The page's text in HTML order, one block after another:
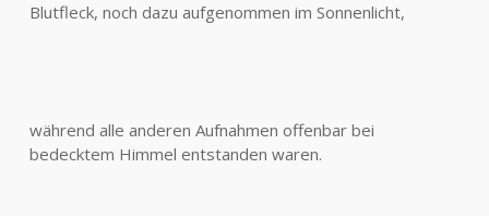
Blutfleck, noch dazu aufgenommen im Sonnenlicht,
während alle anderen Aufnahmen offenbar bei
bedecktem Himmel entstanden waren.